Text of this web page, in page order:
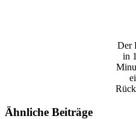
Der
in
Ähnliche Beiträge